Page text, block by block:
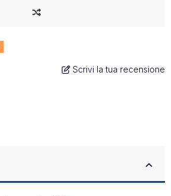
Scrivi la tua recensione